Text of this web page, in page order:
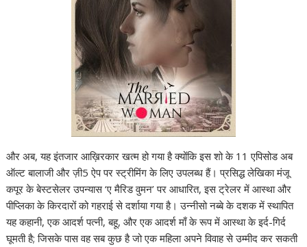
और अब, यह इंतजार आख़िरकार खत्म हो गया है क्योंकि इस शो के 11 एपिसोड अब
ऑल्ट बालाजी और ज़ी5 ऐप पर स्ट्रीमिंग के लिए उपलब्ध हैं। प्रसिद्ध लेखिका मंजू
कपूर के बेस्टसेलर उपन्यास ‘ए मैरिड वुमन’ पर आधारित, इस ट्रेलर में आस्था और
पीप्लिका के किरदारों को गहराई से दर्शाया गया है। उन्नीसो नब्बे के दशक में स्थापित
यह कहानी, एक आदर्श पत्नी, बहू, और एक आदर्श माँ के रूप में आस्था के इर्द-गिर्द
घूमती है; जिसके पास वह सब कुछ है जो एक महिला अपने विवाह से उम्मीद कर सकती